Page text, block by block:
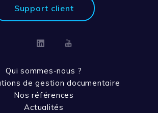
Support client
LinkedinYoutube
Qui sommes-nous ?
de gestion documentaire
Nos références
Actualités